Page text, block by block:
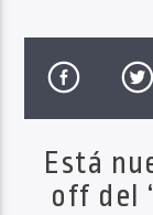
Está
off del